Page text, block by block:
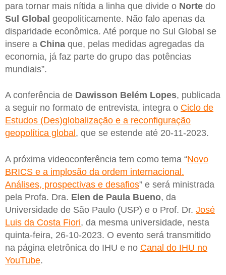
para tornar mais nítida a linha que divide o Norte do
Sul Global geopoliticamente. Não falo apenas da
disparidade econômica. Até porque no Sul Global se
insere a China que, pelas medidas agregadas da
economia, já faz parte do grupo das potências
mundiais”.
A conferência de Dawisson Belém Lopes, publicada
a seguir no formato de entrevista, integra o Ciclo de
Estudos (Des)globalização e a reconfiguração
geopolítica global , que se estende até 20-11-2023.
A próxima videoconferência tem como tema “Novo
BRICS e a implosão da ordem internacional.
Análises, prospectivas e desafios” e será ministrada
pela Profa. Dra. Elen de Paula Bueno, da
Universidade de São Paulo (USP) e o Prof. Dr. José
Luis da Costa Fiori, da mesma universidade, nesta
quinta-feira, 26-10-2023. O evento será transmitido
na página eletrônica do IHU e no Canal do IHU no
YouTube.